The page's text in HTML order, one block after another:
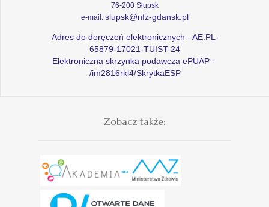
76-200 Słupsk
e-mail: slupsk@nfz-gdansk.pl
Adres do doręczeń elektronicznych - AE:PL-
65879-17021-TUIST-24
Elektroniczna skrzynka podawcza ePUAP -
/im2816rkl4/SkrytkaESP
Zobacz także: